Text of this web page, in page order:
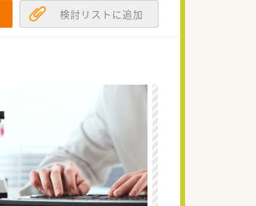
検討リストに追加